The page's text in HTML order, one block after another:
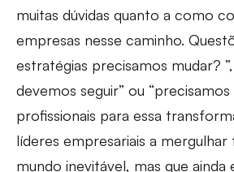
muitas dúvidas quanto a como
empresas nesse caminho.
estratégias precisamos mudar?
devemos seguir” ou
profissionais para essa
líderes empresariais a mergulhar
mundo inevitável, mas que ainda